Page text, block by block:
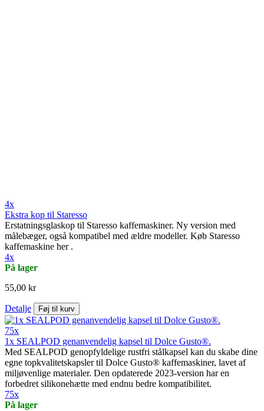
4x
Ekstra kop til Staresso
Erstatningsglaskop til Staresso kaffemaskiner. Ny version med
målebæger, også kompatibel med ældre modeller. Køb Staresso
kaffemaskine her .
4x
På lager
55,00 kr
Detalje Føj til kurv
75x
1x SEALPOD genanvendelig kapsel til Dolce Gusto®.
Med SEALPOD genopfyldelige rustfri stålkapsel kan du skabe dine
egne topkvalitetskapsler til Dolce Gusto® kaffemaskiner, lavet af
miljøvenlige materialer. Den opdaterede 2023-version har en
forbedret silikonehætte med endnu bedre kompatibilitet.
75x
På lager